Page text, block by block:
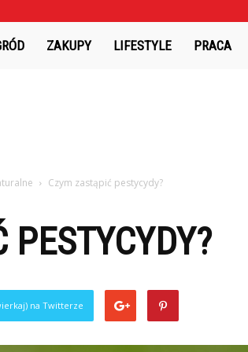
ZAKUPY LIFESTYLE PRACA
Czym zastąpić pestycydy?
na Twitterze